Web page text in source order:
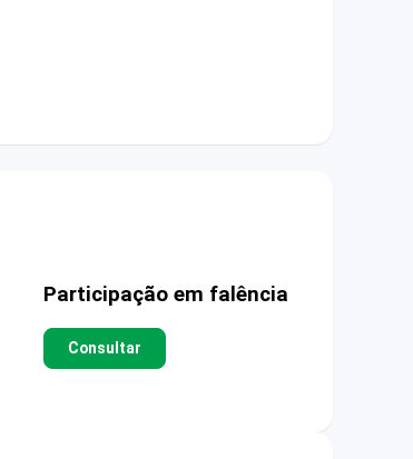
Participação em falência
Consultar